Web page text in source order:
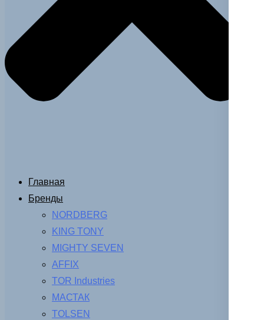
Главная
Бренды
NORDBERG
KING TONY
MIGHTY SEVEN
AFFIX
TOR Industries
МАСТАК
TOLSEN